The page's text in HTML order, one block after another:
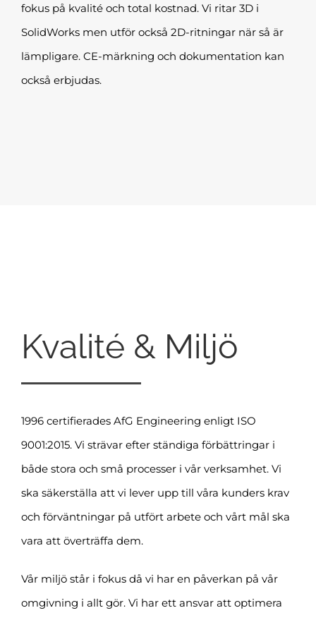
fokus på kvalité och total kostnad. Vi ritar 3D i
SolidWorks men utför också 2D-ritningar när så är
lämpligare. CE-märkning och dokumentation kan
också erbjudas.
Kvalité & Miljö
1996 certifierades AfG Engineering enligt ISO
9001:2015. Vi strävar efter ständiga förbättringar i
både stora och små processer i vår verksamhet. Vi
ska säkerställa att vi lever upp till våra kunders krav
och förväntningar på utfört arbete och vårt mål ska
vara att överträffa dem.
Vår miljö står i fokus då vi har en påverkan på vår
omgivning i allt gör. Vi har ett ansvar att optimera